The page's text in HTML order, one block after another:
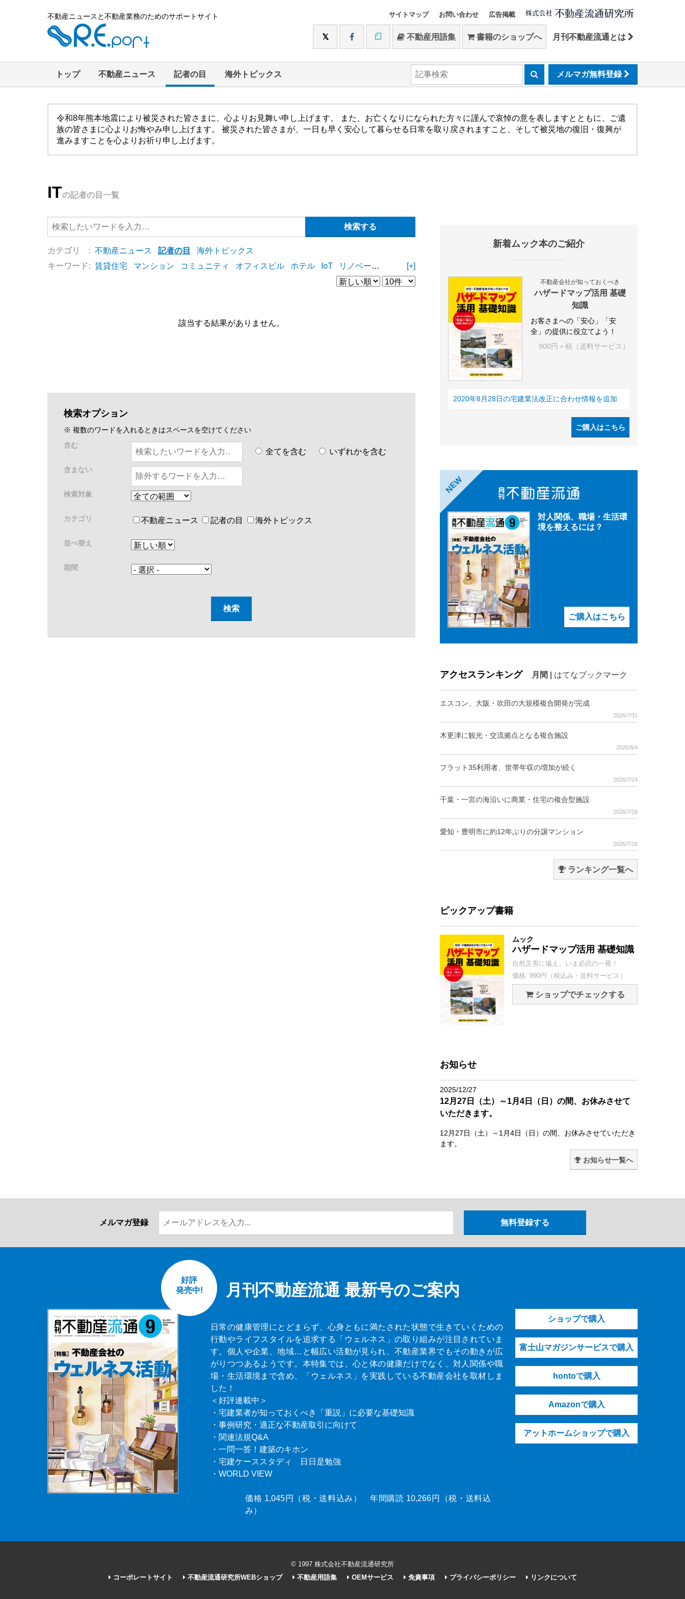
不動産ニュースと不動産業務のためのサポートサイト サイトマップ お問い合わせ 広告掲載
不動産用語集 書籍のショップへ 月刊不動産流通とは
トップ 不動産ニュース 記者の目 海外トピックス メルマガ無料登録
令和8年熊本地震により被災された皆さまに、心よりお見舞い申し上げます。 また、お亡くなりになられた方々に謹んで哀悼の意を表しますとともに、ご遺
族の皆さまに心よりお悔やみ申し上げます。 被災された皆さまが、一日も早く安心して暮らせる日常を取り戻されますこと、そして被災地の復旧・復興が
進みますことを心よりお祈り申し上げます。
ITの記者の目一覧
カテゴリ : 不動産ニュース 記者の目
海外トピックス
キーワード: 賃貸住宅 マンション コミュニティ オフィスビル ホテル IoT リノベーション リフォーム
[+]
該当する結果がありません。
検索オプション
※ 複数のワードを入れるときはスペースを空けてください
含む
全てを含む いずれかを含む
含まない
検索対象
カテゴリ 不動産ニュース 記者の目 海外トピックス
並べ替え
期間
新着ムック本のご紹介
不動産会社が知っておくべき
ハザードマップ活用 基礎
知識
お客さまへの「安心」「安
全」の提供に役立てよう！
900円＋税（送料サービス）
2020年8月28日の宅建業法改正に合わせ情報を追加
ご購入はこちら
NEW
対人関係、職場・生活環
境を整えるには？
ご購入はこちら
アクセスランキング 月間 はてなブックマーク
エスコン、大阪・吹田の大規模複合開発が完成
2026/7/31
木更津に観光・交流拠点となる複合施設
2026/8/4
フラット35利用者、世帯年収の増加が続く
2026/7/24
千葉・一宮の海沿いに商業・住宅の複合型施設
2026/7/16
愛知・豊明市に約12年ぶりの分譲マンション
2026/7/16
ランキング一覧へ
ピックアップ書籍
ムック
ハザードマップ活用 基礎知識
自然災害に備え、いま必読の一冊！
価格: 990円（税込み・送料サービス）
ショップでチェックする
お知らせ
2025/12/27
12月27日（土）～1月4日（日）の間、お休みさせて
いただきます。
12月27日（土）～1月4日（日）の間、お休みさせていただき
ます。
お知らせ一覧へ
メルマガ登録
月刊不動産流通 最新号のご案内
好評
発売中!
日常の健康管理にとどまらず、心身ともに満たされた状態で生きていくための
行動やライフスタイルを追求する「ウェルネス」の取り組みが注目されていま
す。個人や企業、地域…と幅広い活動が見られ、不動産業界でもその動きが広
がりつつあるようです。本特集では、心と体の健康だけでなく、対人関係や職
場・生活環境まで含め、「ウェルネス」を実践している不動産会社を取材しま
した！
＜好評連載中＞
・宅建業者が知っておくべき「重説」に必要な基礎知識
・事例研究・適正な不動産取引に向けて
・関連法規Q&A
・一問一答！建築のキホン
・宅建ケーススタディ 日日是勉強
・WORLD VIEW
価格 1,045円（税・送料込み） 年間購読 10,266円（税・送料込
み）
ショップで購入
富士山マガジンサービスで購入
hontoで購入
Amazonで購入
アットホームショップで購入
© 1997 株式会社不動産流通研究所
コーポレートサイト
不動産流通研究所WEBショップ 不動産用語集 OEMサービス 免責事項 プライバシーポリシー リンクについて